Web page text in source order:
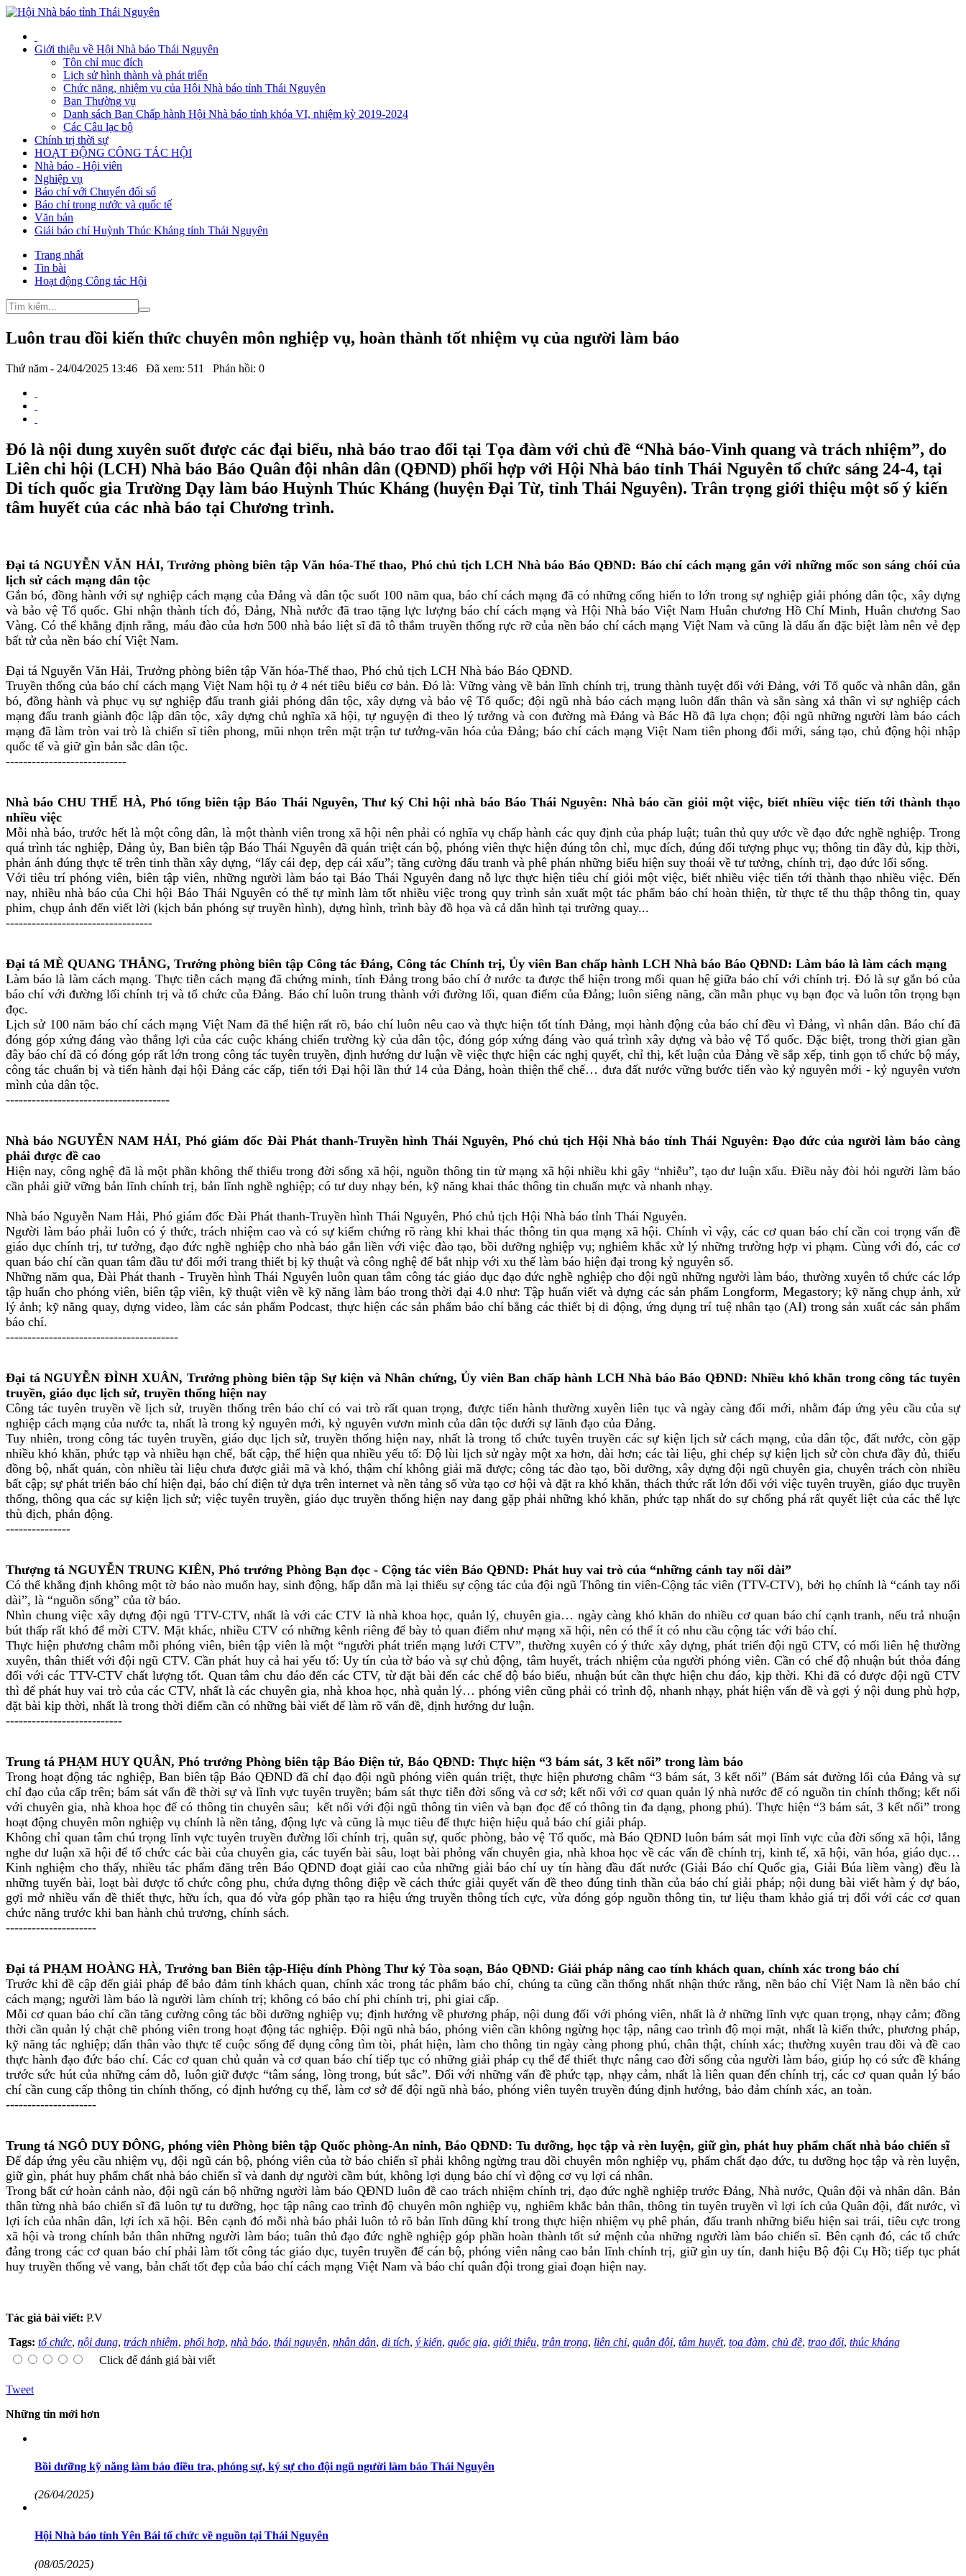
Giới thiệu về Hội Nhà báo Thái Nguyên
Tôn chỉ mục đích
Lịch sử hình thành và phát triển
Chức năng, nhiệm vụ của Hội Nhà báo tỉnh Thái Nguyên
Ban Thường vụ
Danh sách Ban Chấp hành Hội Nhà báo tỉnh khóa VI, nhiệm kỳ 2019-2024
Các Câu lạc bộ
Chính trị thời sự
HOẠT ĐỘNG CÔNG TÁC HỘI
Nhà báo - Hội viên
Nghiệp vụ
Báo chí với Chuyển đổi số
Báo chí trong nước và quốc tế
Văn bản
Giải báo chí Huỳnh Thúc Kháng tỉnh Thái Nguyên
Trang nhất
Tin bài
Hoạt động Công tác Hội
Luôn trau dồi kiến thức chuyên môn nghiệp vụ, hoàn thành tốt nhiệm vụ của người làm báo
Thứ năm - 24/04/2025 13:46 Đã xem: 511 Phản hồi: 0
Đó là nội dung xuyên suốt được các đại biểu, nhà báo trao đổi tại Tọa đàm với chủ đề “Nhà báo-Vinh quang và trách nhiệm”, do
Liên chi hội (LCH) Nhà báo Báo Quân đội nhân dân (QĐND) phối hợp với Hội Nhà báo tỉnh Thái Nguyên tổ chức sáng 24-4, tại
Di tích quốc gia Trường Dạy làm báo Huỳnh Thúc Kháng (huyện Đại Từ, tỉnh Thái Nguyên). Trân trọng giới thiệu một số ý kiến
tâm huyết của các nhà báo tại Chương trình.
Đại tá NGUYỄN VĂN HẢI, Trưởng phòng biên tập Văn hóa-Thể thao, Phó chủ tịch LCH Nhà báo Báo QĐND: Báo chí cách mạng gắn với những mốc son sáng chói của
lịch sử cách mạng dân tộc
Gắn bó, đồng hành với sự nghiệp cách mạng của Đảng và dân tộc suốt 100 năm qua, báo chí cách mạng đã có những cống hiến to lớn trong sự nghiệp giải phóng dân tộc, xây dựng
và bảo vệ Tổ quốc. Ghi nhận thành tích đó, Đảng, Nhà nước đã trao tặng lực lượng báo chí cách mạng và Hội Nhà báo Việt Nam Huân chương Hồ Chí Minh, Huân chương Sao
Vàng. Có thể khẳng định rằng, máu đào của hơn 500 nhà báo liệt sĩ đã tô thắm truyền thống rực rỡ của nền báo chí cách mạng Việt Nam và cũng là dấu ấn đặc biệt làm nên vẻ đẹp
bất tử của nền báo chí Việt Nam.
Đại tá Nguyễn Văn Hải, Trưởng phòng biên tập Văn hóa-Thể thao, Phó chủ tịch LCH Nhà báo Báo QĐND.
Truyền thống của báo chí cách mạng Việt Nam hội tụ ở 4 nét tiêu biểu cơ bản. Đó là: Vững vàng về bản lĩnh chính trị, trung thành tuyệt đối với Đảng, với Tổ quốc và nhân dân, gắn
bó, đồng hành và phục vụ sự nghiệp đấu tranh giải phóng dân tộc, xây dựng và bảo vệ Tổ quốc; đội ngũ nhà báo cách mạng luôn dấn thân và sẵn sàng xả thân vì sự nghiệp cách
mạng đấu tranh giành độc lập dân tộc, xây dựng chủ nghĩa xã hội, tự nguyện đi theo lý tưởng và con đường mà Đảng và Bác Hồ đã lựa chọn; đội ngũ những người làm báo cách
mạng đã làm tròn vai trò là chiến sĩ tiên phong, mũi nhọn trên mặt trận tư tưởng-văn hóa của Đảng; báo chí cách mạng Việt Nam tiên phong đổi mới, sáng tạo, chủ động hội nhập
quốc tế và giữ gìn bản sắc dân tộc.
----------------------------
Nhà báo CHU THẾ HÀ, Phó tổng biên tập Báo Thái Nguyên, Thư ký Chi hội nhà báo Báo Thái Nguyên: Nhà báo cần giỏi một việc, biết nhiều việc tiến tới thành thạo
nhiều việc
Mỗi nhà báo, trước hết là một công dân, là một thành viên trong xã hội nên phải có nghĩa vụ chấp hành các quy định của pháp luật; tuân thủ quy ước về đạo đức nghề nghiệp. Trong
quá trình tác nghiệp, Đảng ủy, Ban biên tập Báo Thái Nguyên đã quán triệt cán bộ, phóng viên thực hiện đúng tôn chỉ, mục đích, đúng đối tượng phục vụ; thông tin đầy đủ, kịp thời,
phản ánh đúng thực tế trên tinh thần xây dựng, “lấy cái đẹp, dẹp cái xấu”; tăng cường đấu tranh và phê phán những biểu hiện suy thoái về tư tưởng, chính trị, đạo đức lối sống.
Với tiêu trí phóng viên, biên tập viên, những người làm báo tại Báo Thái Nguyên đang nỗ lực thực hiện tiêu chí giỏi một việc, biết nhiều việc tiến tới thành thạo nhiều việc. Đến
nay, nhiều nhà báo của Chi hội Báo Thái Nguyên có thể tự mình làm tốt nhiều việc trong quy trình sản xuất một tác phẩm báo chí hoàn thiện, từ thực tế thu thập thông tin, quay
phim, chụp ảnh đến viết lời (kịch bản phóng sự truyền hình), dựng hình, trình bày đồ họa và cả dẫn hình tại trường quay...
----------------------------------
Đại tá MÈ QUANG THẮNG, Trưởng phòng biên tập Công tác Đảng, Công tác Chính trị, Ủy viên Ban chấp hành LCH Nhà báo Báo QĐND: Làm báo là làm cách mạng
Làm báo là làm cách mạng. Thực tiễn cách mạng đã chứng minh, tính Đảng trong báo chí ở nước ta được thể hiện trong mối quan hệ giữa báo chí với chính trị. Đó là sự gắn bó của
báo chí với đường lối chính trị và tổ chức của Đảng. Báo chí luôn trung thành với đường lối, quan điểm của Đảng; luôn siêng năng, cần mẫn phục vụ bạn đọc và luôn tôn trọng bạn
đọc.
Lịch sử 100 năm báo chí cách mạng Việt Nam đã thể hiện rất rõ, báo chí luôn nêu cao và thực hiện tốt tính Đảng, mọi hành động của báo chí đều vì Đảng, vì nhân dân. Báo chí đã
đóng góp xứng đáng vào thắng lợi của các cuộc kháng chiến trường kỳ của dân tộc, đóng góp xứng đáng vào quá trình xây dựng và bảo vệ Tổ quốc. Đặc biệt, trong thời gian gần
đây báo chí đã có đóng góp rất lớn trong công tác tuyên truyền, định hướng dư luận về việc thực hiện các nghị quyết, chỉ thị, kết luận của Đảng về sắp xếp, tinh gọn tổ chức bộ máy,
công tác chuẩn bị và tiến hành đại hội Đảng các cấp, tiến tới Đại hội lần thứ 14 của Đảng, hoàn thiện thể chế… đưa đất nước vững bước tiến vào kỷ nguyên mới - kỷ nguyên vươn
mình của dân tộc.
--------------------------------------
Nhà báo NGUYỄN NAM HẢI, Phó giám đốc Đài Phát thanh-Truyền hình Thái Nguyên, Phó chủ tịch Hội Nhà báo tỉnh Thái Nguyên: Đạo đức của người làm báo càng
phải được đề cao
Hiện nay, công nghệ đã là một phần không thể thiếu trong đời sống xã hội, nguồn thông tin từ mạng xã hội nhiều khi gây “nhiễu”, tạo dư luận xấu. Điều này đòi hỏi người làm báo
cần phải giữ vững bản lĩnh chính trị, bản lĩnh nghề nghiệp; có tư duy nhạy bén, kỹ năng khai thác thông tin chuẩn mực và nhanh nhạy.
Nhà báo Nguyễn Nam Hải, Phó giám đốc Đài Phát thanh-Truyền hình Thái Nguyên, Phó chủ tịch Hội Nhà báo tỉnh Thái Nguyên.
Người làm báo phải luôn có ý thức, trách nhiệm cao và có sự kiểm chứng rõ ràng khi khai thác thông tin qua mạng xã hội. Chính vì vậy, các cơ quan báo chí cần coi trọng vấn đề
giáo dục chính trị, tư tưởng, đạo đức nghề nghiệp cho nhà báo gắn liền với việc đào tạo, bồi dưỡng nghiệp vụ; nghiêm khắc xử lý những trường hợp vi phạm. Cùng với đó, các cơ
quan báo chí cần quan tâm đầu tư đổi mới trang thiết bị kỹ thuật và công nghệ để bắt nhịp với xu thế làm báo hiện đại trong kỷ nguyên số.
Những năm qua, Đài Phát thanh - Truyền hình Thái Nguyên luôn quan tâm công tác giáo dục đạo đức nghề nghiệp cho đội ngũ những người làm báo, thường xuyên tổ chức các lớp
tập huấn cho phóng viên, biên tập viên, kỹ thuật viên về kỹ năng làm báo trong thời đại 4.0 như: Tập huấn viết và dựng các sản phẩm Longform, Megastory; kỹ năng chụp ảnh, xử
lý ảnh; kỹ năng quay, dựng video, làm các sản phẩm Podcast, thực hiện các sản phẩm báo chí bằng các thiết bị di động, ứng dụng trí tuệ nhân tạo (AI) trong sản xuất các sản phẩm
báo chí.
----------------------------------------
Đại tá NGUYỄN ĐÌNH XUÂN, Trưởng phòng biên tập Sự kiện và Nhân chứng, Ủy viên Ban chấp hành LCH Nhà báo Báo QĐND: Nhiều khó khăn trong công tác tuyên
truyền, giáo dục lịch sử, truyền thống hiện nay
Công tác tuyên truyền về lịch sử, truyền thống trên báo chí có vai trò rất quan trọng, được tiến hành thường xuyên liên tục và ngày càng đổi mới, nhằm đáp ứng yêu cầu của sự
nghiệp cách mạng của nước ta, nhất là trong kỷ nguyên mới, kỷ nguyên vươn mình của dân tộc dưới sự lãnh đạo của Đảng.
Tuy nhiên, trong công tác tuyên truyền, giáo dục lịch sử, truyền thống hiện nay, nhất là trong tổ chức tuyên truyền các sự kiện lịch sử cách mạng, của dân tộc, đất nước, còn gặp
nhiều khó khăn, phức tạp và nhiều hạn chế, bất cập, thể hiện qua nhiều yếu tố: Độ lùi lịch sử ngày một xa hơn, dài hơn; các tài liệu, ghi chép sự kiện lịch sử còn chưa đầy đủ, thiếu
đồng bộ, nhất quán, còn nhiều tài liệu chưa được giải mã và khó, thậm chí không giải mã được; công tác đào tạo, bồi dưỡng, xây dựng đội ngũ chuyên gia, chuyên trách còn nhiều
bất cập; sự phát triển báo chí hiện đại, báo chí điện tử dựa trên internet và nền tảng số vừa tạo cơ hội và đặt ra khó khăn, thách thức rất lớn đối với việc tuyên truyền, giáo dục truyền
thống, thông qua các sự kiện lịch sử; việc tuyên truyền, giáo dục truyền thống hiện nay đang gặp phải những khó khăn, phức tạp nhất do sự chống phá rất quyết liệt của các thế lực
thù địch, phản động.
---------------
Thượng tá NGUYỄN TRUNG KIÊN, Phó trưởng Phòng Bạn đọc - Cộng tác viên Báo QĐND: Phát huy vai trò của “những cánh tay nối dài”
Có thể khẳng định không một tờ báo nào muốn hay, sinh động, hấp dẫn mà lại thiếu sự cộng tác của đội ngũ Thông tin viên-Cộng tác viên (TTV-CTV), bởi họ chính là “cánh tay nối
dài”, là “nguồn sống” của tờ báo.
Nhìn chung việc xây dựng đội ngũ TTV-CTV, nhất là với các CTV là nhà khoa học, quản lý, chuyên gia… ngày càng khó khăn do nhiều cơ quan báo chí cạnh tranh, nếu trả nhuận
bút thấp rất khó để mời CTV. Mặt khác, nhiều CTV có những kênh riêng để bày tỏ quan điểm như mạng xã hội, nên có thể ít có nhu cầu cộng tác với báo chí.
Thực hiện phương châm mỗi phóng viên, biên tập viên là một “người phát triển mạng lưới CTV”, thường xuyên có ý thức xây dựng, phát triển đội ngũ CTV, có mối liên hệ thường
xuyên, thân thiết với đội ngũ CTV. Cần phát huy cả hai yếu tố: Uy tín của tờ báo và sự chủ động, tâm huyết, trách nhiệm của người phóng viên. Cần có chế độ nhuận bút thỏa đáng
đối với các TTV-CTV chất lượng tốt. Quan tâm chu đáo đến các CTV, từ đặt bài đến các chế độ báo biếu, nhuận bút cần thực hiện chu đáo, kịp thời. Khi đã có được đội ngũ CTV
thì để phát huy vai trò của các CTV, nhất là các chuyên gia, nhà khoa học, nhà quản lý… phóng viên cũng phải có trình độ, nhanh nhạy, phát hiện vấn đề và gợi ý nội dung phù hợp,
đặt bài kịp thời, nhất là trong thời điểm cần có những bài viết để làm rõ vấn đề, định hướng dư luận.
---------------------------
Trung tá PHẠM HUY QUÂN, Phó trưởng Phòng biên tập Báo Điện tử, Báo QĐND: Thực hiện “3 bám sát, 3 kết nối” trong làm báo
Trong hoạt động tác nghiệp, Ban biên tập Báo QĐND đã chỉ đạo đội ngũ phóng viên quán triệt, thực hiện phương châm “3 bám sát, 3 kết nối” (Bám sát đường lối của Đảng và sự
chỉ đạo của cấp trên; bám sát vấn đề thời sự và lĩnh vực tuyên truyền; bám sát thực tiễn đời sống và cơ sở; kết nối với cơ quan quản lý nhà nước để có nguồn tin chính thống; kết nối
với chuyên gia, nhà khoa học để có thông tin chuyên sâu; kết nối với đội ngũ thông tin viên và bạn đọc để có thông tin đa dạng, phong phú). Thực hiện “3 bám sát, 3 kết nối” trong
hoạt động chuyên môn nghiệp vụ chính là nền tảng, động lực và cũng là mục tiêu để thực hiện hiệu quả báo chí giải pháp.
Không chỉ quan tâm chú trọng lĩnh vực tuyên truyền đường lối chính trị, quân sự, quốc phòng, bảo vệ Tổ quốc, mà Báo QĐND luôn bám sát mọi lĩnh vực của đời sống xã hội, lắng
nghe dư luận xã hội để tổ chức các bài của chuyên gia, các tuyến bài sâu, loạt bài phỏng vấn chuyên gia, nhà khoa học về các vấn đề chính trị, kinh tế, xã hội, văn hóa, giáo dục…
Kinh nghiệm cho thấy, nhiều tác phẩm đăng trên Báo QĐND đoạt giải cao của những giải báo chí uy tín hàng đầu đất nước (Giải Báo chí Quốc gia, Giải Búa liềm vàng) đều là
những tuyến bài, loạt bài được tổ chức công phu, chứa đựng thông điệp về cách thức giải quyết vấn đề theo đúng tinh thần của báo chí giải pháp; nội dung bài viết hàm ý dự báo,
gợi mở nhiều vấn đề thiết thực, hữu ích, qua đó vừa góp phần tạo ra hiệu ứng truyền thông tích cực, vừa đóng góp nguồn thông tin, tư liệu tham khảo giá trị đối với các cơ quan
chức năng trước khi ban hành chủ trương, chính sách.
---------------------
Đại tá PHẠM HOÀNG HÀ, Trưởng ban Biên tập-Hiệu đính Phòng Thư ký Tòa soạn, Báo QĐND: Giải pháp nâng cao tính khách quan, chính xác trong báo chí
Trước khi đề cập đến giải pháp để bảo đảm tính khách quan, chính xác trong tác phẩm báo chí, chúng ta cũng cần thống nhất nhận thức rằng, nền báo chí Việt Nam là nền báo chí
cách mạng; người làm báo là người làm chính trị; không có báo chí phi chính trị, phi giai cấp.
Mỗi cơ quan báo chí cần tăng cường công tác bồi dưỡng nghiệp vụ; định hướng về phương pháp, nội dung đối với phóng viên, nhất là ở những lĩnh vực quan trọng, nhạy cảm; đồng
thời cần quản lý chặt chẽ phóng viên trong hoạt động tác nghiệp. Đội ngũ nhà báo, phóng viên cần không ngừng học tập, nâng cao trình độ mọi mặt, nhất là kiến thức, phương pháp,
kỹ năng tác nghiệp; dấn thân vào thực tế cuộc sống để dụng công tìm tòi, phát hiện, làm cho thông tin ngày càng phong phú, chân thật, chính xác; thường xuyên trau dồi và đề cao
thực hành đạo đức báo chí. Các cơ quan chủ quản và cơ quan báo chí tiếp tục có những giải pháp cụ thể để thiết thực nâng cao đời sống của người làm báo, giúp họ có sức đề kháng
trước sức hút của những cám dỗ, luôn giữ được “tâm sáng, lòng trong, bút sắc”. Đối với những vấn đề phức tạp, nhạy cảm, nhất là liên quan đến chính trị, các cơ quan quản lý báo
chí cần cung cấp thông tin chính thống, có định hướng cụ thể, làm cơ sở để đội ngũ nhà báo, phóng viên tuyên truyền đúng định hướng, bảo đảm chính xác, an toàn.
---------------------
Trung tá NGÔ DUY ĐÔNG, phóng viên Phòng biên tập Quốc phòng-An ninh, Báo QĐND: Tu dưỡng, học tập và rèn luyện, giữ gìn, phát huy phẩm chất nhà báo chiến sĩ
Để đáp ứng yêu cầu nhiệm vụ, đội ngũ cán bộ, phóng viên của tờ báo chiến sĩ phải không ngừng trau dồi chuyên môn nghiệp vụ, phẩm chất đạo đức, tu dưỡng học tập và rèn luyện,
giữ gìn, phát huy phẩm chất nhà báo chiến sĩ và danh dự người cầm bút, không lợi dụng báo chí vì động cơ vụ lợi cá nhân.
Trong bất cứ hoàn cảnh nào, đội ngũ cán bộ những người làm báo QĐND luôn đề cao trách nhiệm chính trị, đạo đức nghề nghiệp trước Đảng, Nhà nước, Quân đội và nhân dân. Bản
thân từng nhà báo chiến sĩ đã luôn tự tu dưỡng, học tập nâng cao trình độ chuyên môn nghiệp vụ, nghiêm khắc bản thân, thông tin tuyên truyền vì lợi ích của Quân đội, đất nước, vì
lợi ích của nhân dân, lợi ích xã hội. Bên cạnh đó mỗi nhà báo phải luôn tỏ rõ bản lĩnh dũng khí trong thực hiện nhiệm vụ phê phán, đấu tranh những biểu hiện sai trái, tiêu cực trong
xã hội và trong chính bản thân những người làm báo; tuân thủ đạo đức nghề nghiệp góp phần hoàn thành tốt sứ mệnh của những người làm báo chiến sĩ. Bên cạnh đó, các tổ chức
đảng trong các cơ quan báo chí phải làm tốt công tác giáo dục, tuyên truyền để cán bộ, phóng viên nâng cao bản lĩnh chính trị, giữ gìn uy tín, danh hiệu Bộ đội Cụ Hồ; tiếp tục phát
huy truyền thống vẻ vang, bản chất tốt đẹp của báo chí cách mạng Việt Nam và báo chí quân đội trong giai đoạn hiện nay.
Tác giả bài viết: P.V
Tags: tổ chức, nội dung, trách nhiệm, phối hợp, nhà báo, thái nguyên, nhân dân, di tích, ý kiến, quốc gia, giới thiệu, trân trọng, liên chi, quân đội, tâm huyết, tọa đàm, chủ đề, trao đổi, thúc kháng
Click để đánh giá bài viết
Tweet
Những tin mới hơn
Bồi dưỡng kỹ năng làm báo điều tra, phóng sự, ký sự cho đội ngũ người làm báo Thái Nguyên
(26/04/2025)
Hội Nhà báo tỉnh Yên Bái tổ chức về nguồn tại Thái Nguyên
(08/05/2025)